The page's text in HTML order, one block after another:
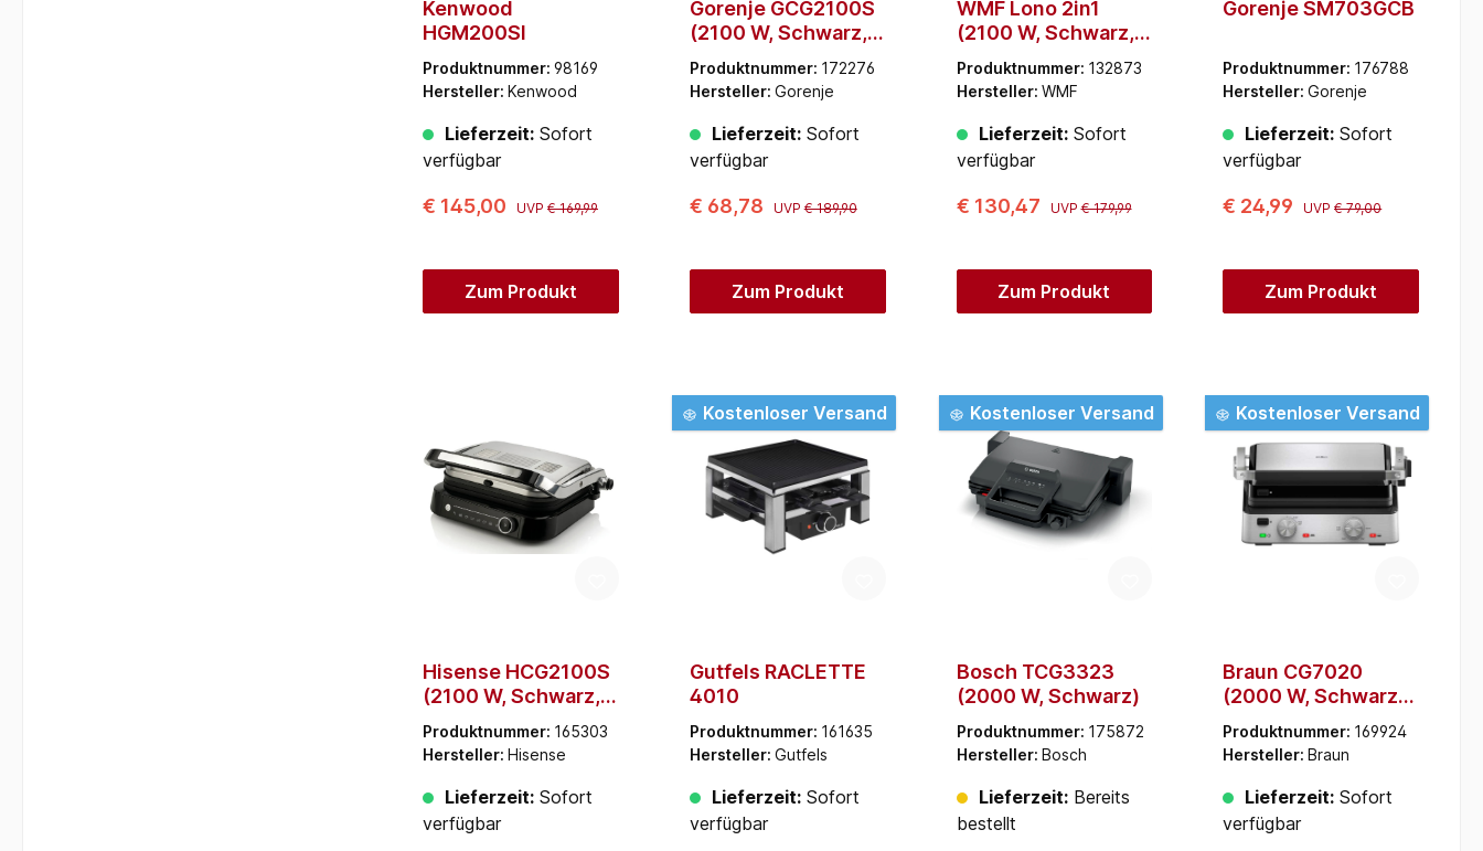
Kenwood
HGM200SI
Produktnummer: 98169
Hersteller: Kenwood
Lieferzeit: Sofort
verfügbar
€ 145,00 UVP € 169,99
Zum Produkt
Gorenje GCG2100S
(2100 W, Schwarz,
Edelstahl)
Produktnummer: 172276
Hersteller: Gorenje
Lieferzeit:Sofort
verfügbar
€ 68,78 UVP€ 189,90
Zum Produkt
WMF Lono 2in1
(2100 W, Schwarz,
Edelstahl)
Produktnummer: 132873
Hersteller: WMF
Lieferzeit:Sofort
verfügbar
€ 130,47 UVP€ 179,99
Zum Produkt
Gorenje SM703GCB
Produktnummer: 176788
Hersteller:Gorenje
Lieferzeit: Sofort
verfügbar
€ 24,99 UVP€ 79,00
Zum Produkt
Hisense HCG2100S
(2100 W, Schwarz,
Edelstahl)
Produktnummer: 165303
Hersteller: Hisense
Lieferzeit: Sofort
verfügbar
Kostenloser Versand
Gutfels RACLETTE
4010
Produktnummer: 161635
Hersteller: Gutfels
Lieferzeit:Sofort
verfügbar
Kostenloser Versand
Bosch TCG3323
(2000 W, Schwarz)
Produktnummer: 175872
Hersteller: Bosch
Lieferzeit:Bereits
bestellt
Kostenloser Versand
Braun CG7020
(2000 W, Schwarz,
Edelstahl)
Produktnummer: 169924
Hersteller:Braun
Lieferzeit: Sofort
verfügbar